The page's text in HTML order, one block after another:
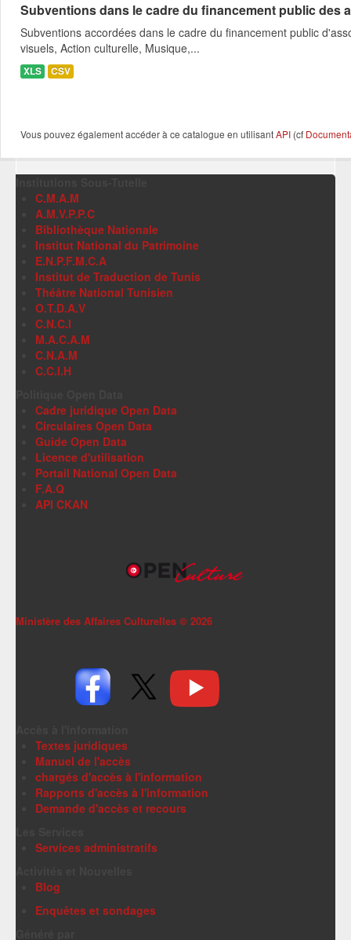
Subventions dans le cadre du financement public des
Subventions accordées dans le cadre du financement public
visuels, Action culturelle, Musique,...
XLS CSV
Vous pouvez également accéder à ce catalogue en utilisantAPI (cf
C.M.A.M
A.M.V.P.P.C
Bibliothèque Nationale
Institut National du Patrimoine
E.N.P.F.M.C.A
Institut de Traduction de Tunis
Théâtre National Tunisien
O.T.D.A.V
C.N.C.I
M.A.C.A.M
C.N.A.M
C.C.I.H
Cadre juridique Open Data
Circulaires Open Data
Guide Open Data
Licence d'utilisation
Portail National Open Data
F.A.Q
API CKAN
Ministère des Affaires Culturelles © 2026
Textes juridiques
Manuel de l'accès
chargés d'accès à l'information
Rapports d'accès à l'information
Demande d'accès et recours
Services administratifs
Blog
Enquêtes et sondages